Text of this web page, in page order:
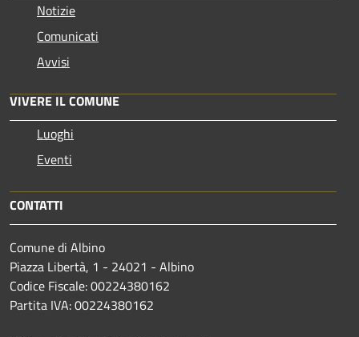
Notizie
Comunicati
Avvisi
VIVERE IL COMUNE
Luoghi
Eventi
CONTATTI
Comune di Albino
Piazza Libertà, 1 - 24021 - Albino
Codice Fiscale: 00224380162
Partita IVA: 00224380162